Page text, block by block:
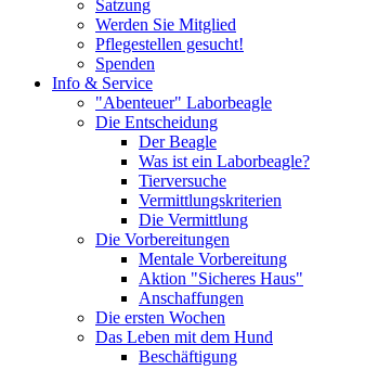
Satzung
Werden Sie Mitglied
Pflegestellen gesucht!
Spenden
Info & Service
"Abenteuer" Laborbeagle
Die Entscheidung
Der Beagle
Was ist ein Laborbeagle?
Tierversuche
Vermittlungskriterien
Die Vermittlung
Die Vorbereitungen
Mentale Vorbereitung
Aktion "Sicheres Haus"
Anschaffungen
Die ersten Wochen
Das Leben mit dem Hund
Beschäftigung